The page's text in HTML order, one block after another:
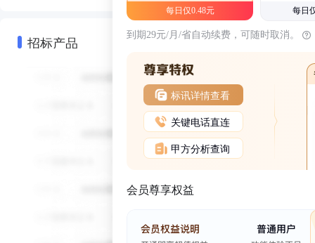
招标产品
每日仅0.48元 每日
到期29元/月/省自动续费，可随时取消。
标讯详情查看
关键电话直连
甲方分析查询
会员尊享权益